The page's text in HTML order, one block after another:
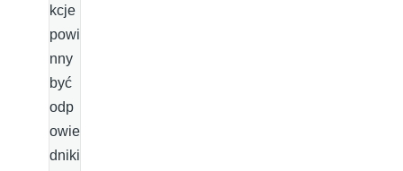
kcje
powi
nny
być
odp
owie
dniki